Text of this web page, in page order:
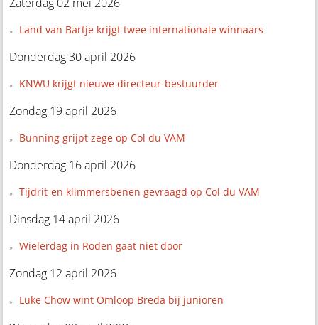
Land van Bartje krijgt twee internationale winnaars
Donderdag 30 april 2026
KNWU krijgt nieuwe directeur-bestuurder
Zondag 19 april 2026
Bunning grijpt zege op Col du VAM
Donderdag 16 april 2026
Tijdrit-en klimmersbenen gevraagd op Col du VAM
Dinsdag 14 april 2026
Wielerdag in Roden gaat niet door
Zondag 12 april 2026
Luke Chow wint Omloop Breda bij junioren